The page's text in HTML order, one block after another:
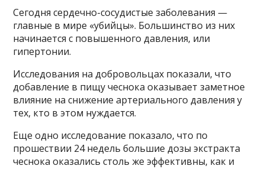
Сегодня сердечно-сосудистые заболевания —
главные в мире «убийцы». Большинство из них
начинается с повышенного давления, или
гипертонии.
Исследования на добровольцах показали, что
добавление в пищу чеснока оказывает заметное
влияние на снижение артериального давления у
тех, кто в этом нуждается.
Еще одно исследование показало, что по
прошествии 24 недель большие дозы экстракта
чеснока оказались столь же эффективны, как и